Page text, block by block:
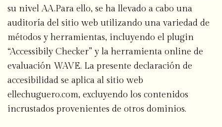
su nivel AA.Para ello, se ha llevado a cabo una
auditoría del sitio web utilizando una variedad de
métodos y herramientas, incluyendo el plugin
“Accessibily Checker” y la herramienta online de
evaluación WAVE. La presente declaración de
accesibilidad se aplica al sitio web
ellechuguero.com, excluyendo los contenidos
incrustados provenientes de otros dominios.